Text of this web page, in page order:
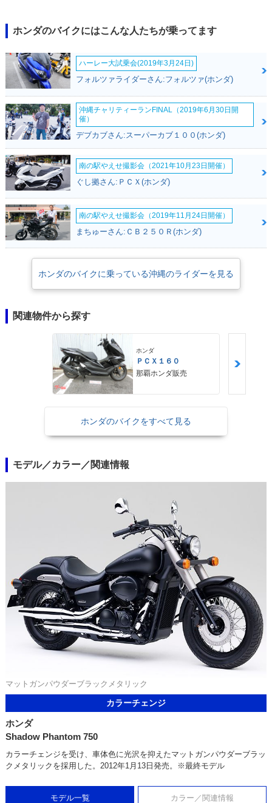
油圧ディスク式、後ろが機械式リーディングトレーリングだった。
ホンダのバイクにはこんな人たちが乗ってます
ハーレー大試乗会(2019年3月24日)
フォルツァライダーさん:フォルツァ(ホンダ)
沖縄チャリティーランFINAL（2019年6月30日開
催）
デブカブさん:スーパーカブ１００(ホンダ)
南の駅やえせ撮影会（2021年10月23日開催）
ぐし拠さん:ＰＣＸ(ホンダ)
南の駅やえせ撮影会（2019年11月24日開催）
まちゅーさん:ＣＢ２５０Ｒ(ホンダ)
ホンダのバイクに乗っている沖縄のライダーを見る
関連物件から探す
ホンダ
ＰＣＸ１６０
那覇ホンダ販売
ホンダのバイクをすべて見る
モデル／カラー／関連情報
マットガンパウダーブラックメタリック
カラーチェンジ
ホンダ
Shadow Phantom 750
カラーチェンジを受け、車体色に光沢を抑えたマットガンパウダーブラッ
クメタリックを採用した。2012年1月13日発売。※最終モデル
モデル一覧 カラー／関連情報